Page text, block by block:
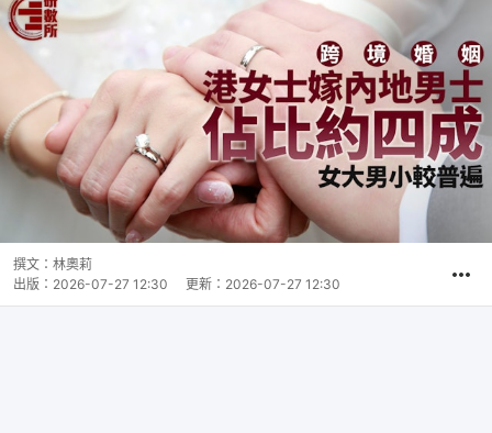
撰文： 林奧莉
出版： 2026-07-27 12:30 更新： 2026-07-27 12:30